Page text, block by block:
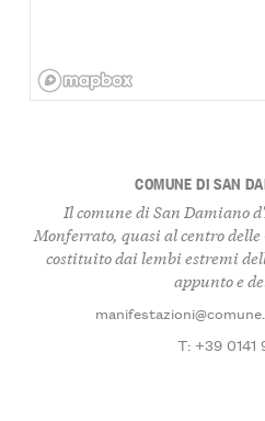
COMUNE DI SAN
Il comune di San Damiano
Monferrato, quasi al centro
costituito dai lembi estremi
appunto e
T: +39 0141